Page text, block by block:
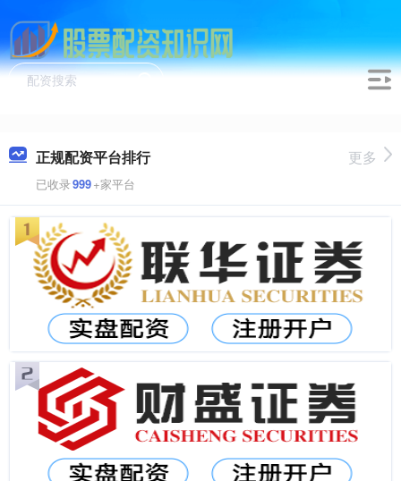
正规配资平台排行
已收录999+家平台
更多